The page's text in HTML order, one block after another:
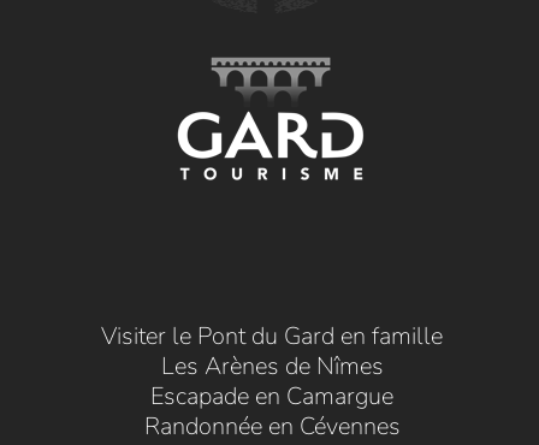
Visiter le Pont du Gard en famille
Les Arènes de Nîmes
Escapade en Camargue
Randonnée en Cévennes